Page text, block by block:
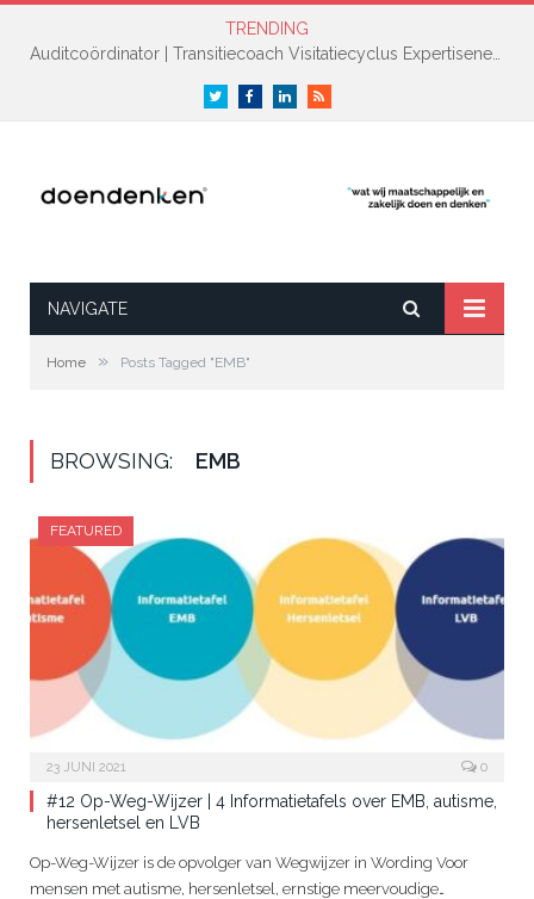
TRENDING
Auditcoördinator | Transitiecoach Visitatiecyclus Expertisenetwerk NAH +
Twitter FacebookLinkedInRSS
NAVIGATE
Home » Posts Tagged "EMB"
BROWSING: EMB
FEATURED
23 JUNI 2021 0
#12 Op-Weg-Wijzer | 4 Informatietafels over EMB, autisme,
hersenletsel en LVB
Op-Weg-Wijzer is de opvolger van Wegwijzer in Wording Voor
mensen met autisme, hersenletsel, ernstige meervoudige…